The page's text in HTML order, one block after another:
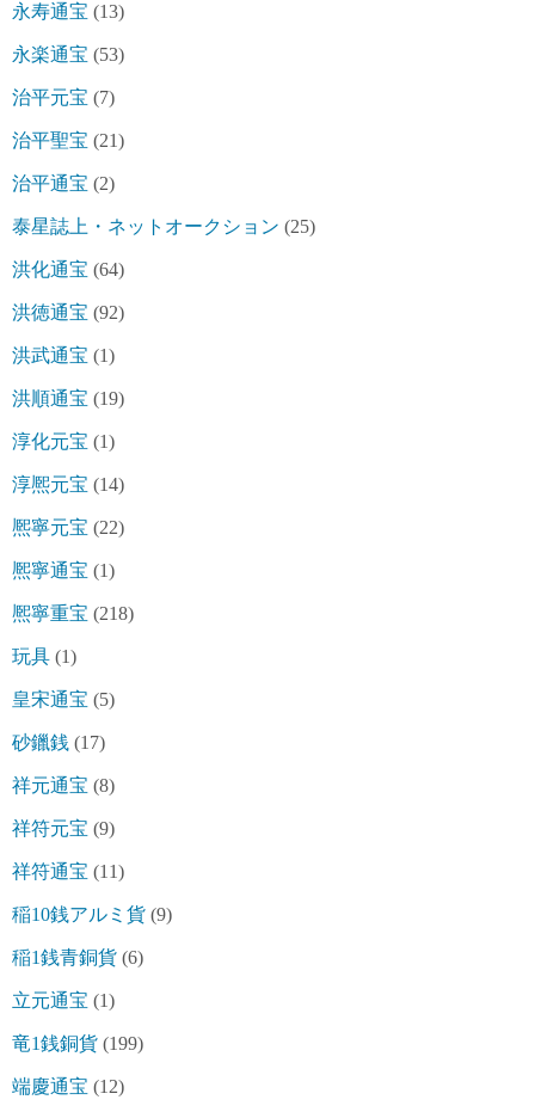
永寿通宝 (13)
永楽通宝 (53)
治平元宝 (7)
治平聖宝 (21)
治平通宝 (2)
泰星誌上・ネットオークション (25)
洪化通宝 (64)
洪徳通宝 (92)
洪武通宝 (1)
洪順通宝 (19)
淳化元宝 (1)
淳熈元宝 (14)
熈寧元宝 (22)
熈寧通宝 (1)
熈寧重宝 (218)
玩具 (1)
皇宋通宝 (5)
砂鑞銭 (17)
祥元通宝 (8)
祥符元宝 (9)
祥符通宝 (11)
稲10銭アルミ貨 (9)
稲1銭青銅貨 (6)
立元通宝 (1)
竜1銭銅貨 (199)
端慶通宝 (12)